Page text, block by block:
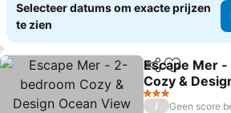
Selecteer datums om exacte prijzen
te zien
Delen
Escape Mer
Cozy &
View
Prijzen bekijken
3 Sterren
/
Geen score